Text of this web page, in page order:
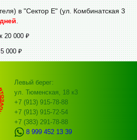
в "Сектор Е" (ул. Комбинатская 3
.
20 000 ₽
000 ₽
Левый берег:
ул. Тюменская, 18 к3
+7 (913) 915-78-88
+7 (913) 915-72-54
+7 (383) 291-78-88
8 999 452 13 39